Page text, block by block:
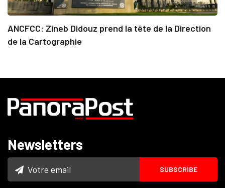
ANCFCC: Zineb Didouz prend la tête de la Direction
de la Cartographie
Newsletters